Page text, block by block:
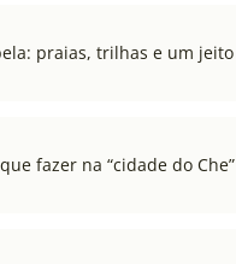
praias, trilhas e um
fazer na “cidade do Che”